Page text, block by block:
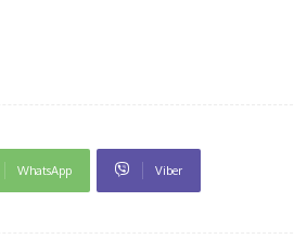
WhatsApp Viber